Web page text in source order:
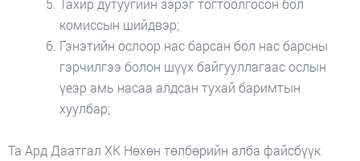
Тахир дутуугийн зэрэг тогтоолгосон бол
комиссын шийдвэр;
Гэнэтийн ослоор нас барсан бол нас барсны
гэрчилгээ болон шүүх байгууллагаас ослын
үеэр амь насаа алдсан тухай баримтын
хуулбар;
Та Ард Даатгал ХК Нөхөн төлбөрийн алба файсбүүк